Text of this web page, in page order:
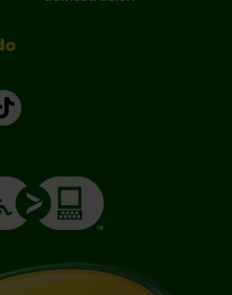
inglés)(en inglés)
TikTok